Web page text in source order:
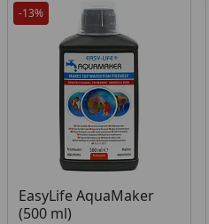
-13%
EasyLife AquaMaker
(500 ml)